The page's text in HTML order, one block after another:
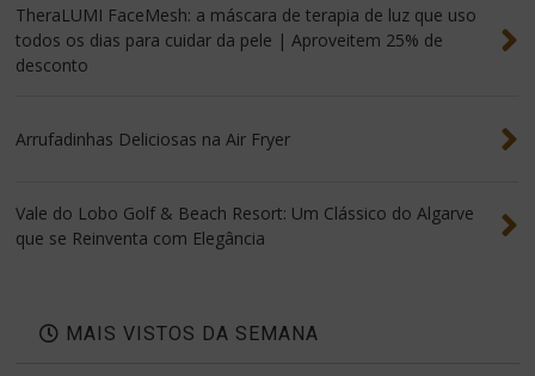
TheraLUMI FaceMesh: a máscara de terapia de luz que uso
todos os dias para cuidar da pele | Aproveitem 25% de
desconto
Arrufadinhas Deliciosas na Air Fryer
Vale do Lobo Golf & Beach Resort: Um Clássico do Algarve
que se Reinventa com Elegância
MAIS VISTOS DA SEMANA